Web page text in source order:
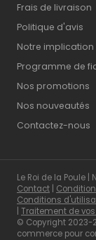
Frais de livraison
Politique d'avis
Notre
Programme de
Nos promotions
Nos nouveautés
Contactez-nous
Le Roi de la Poule |
Contact
Conditions
Traitement de
© Copyright 2023-
commerce pour